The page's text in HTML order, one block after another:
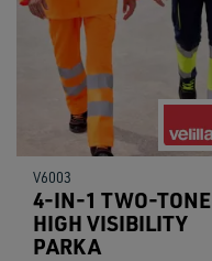
V6003
4-IN-1 TWO-TONE
HIGH VISIBILITY
PARKA